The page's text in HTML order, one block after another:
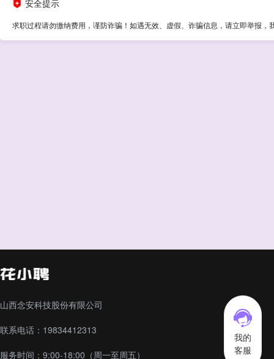
我的
客服
安全提示
求职过程请勿缴纳费用，谨防诈骗！如遇无效、虚假、诈骗信息，请立即举报，
山西念安科技股份有限公司
联系电话：19834412313
服务时间：9:00-18:00（周一至周五）